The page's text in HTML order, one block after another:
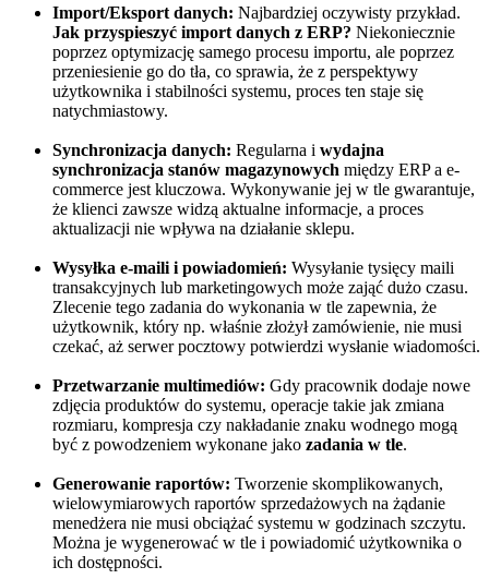
Import/Eksport danych: Najbardziej oczywisty przykład.
Jak przyspieszyć import danych z ERP? Niekoniecznie
poprzez optymizację samego procesu importu, ale poprzez
przeniesienie go do tła, co sprawia, że z perspektywy
użytkownika i stabilności systemu, proces ten staje się
natychmiastowy.
Synchronizacja danych: Regularna i wydajna
synchronizacja stanów magazynowych między ERP a e-
commerce jest kluczowa. Wykonywanie jej w tle gwarantuje,
że klienci zawsze widzą aktualne informacje, a proces
aktualizacji nie wpływa na działanie sklepu.
Wysyłka e-maili i powiadomień: Wysyłanie tysięcy maili
transakcyjnych lub marketingowych może zająć dużo czasu.
Zlecenie tego zadania do wykonania w tle zapewnia, że
użytkownik, który np. właśnie złożył zamówienie, nie musi
czekać, aż serwer pocztowy potwierdzi wysłanie wiadomości.
Przetwarzanie multimediów: Gdy pracownik dodaje nowe
zdjęcia produktów do systemu, operacje takie jak zmiana
rozmiaru, kompresja czy nakładanie znaku wodnego mogą
być z powodzeniem wykonane jako zadania w tle.
Generowanie raportów: Tworzenie skomplikowanych,
wielowymiarowych raportów sprzedażowych na żądanie
menedżera nie musi obciążać systemu w godzinach szczytu.
Można je wygenerować w tle i powiadomić użytkownika o
ich dostępności.